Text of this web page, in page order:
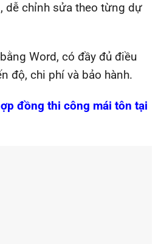
dễ chỉnh sửa theo từng dự
Word, có đầy đủ điều
độ, chi phí và bảo hành.
đồng thi công mái tôn tại